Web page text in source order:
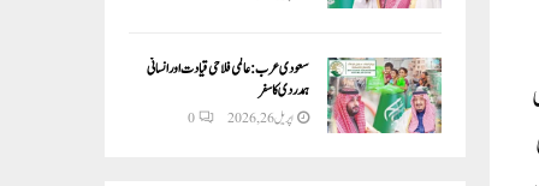
سعودی عرب: عالمی فلاحی قیادت اور انسانی
ہمدردی کا سفر
اپریل 26, 2026 0